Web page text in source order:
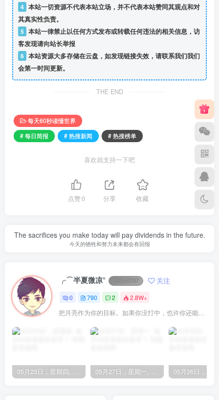
4 本站一切资源不代表本站立场，并不代表本站赞同其观点和对
其真实性负责。
5 本站一律禁止以任何方式发布或转载任何违法的相关信息，访
客发现请向站长举报
6 本站资源大多存储在云盘，如发现链接失效，请联系我们我们
会第一时间更新。
THE END
每天60秒读懂世界
# 每日简报
# 热搜新闻 # 热搜榜单
喜欢就支持一下吧
点赞0 分享 收藏
The sacrifices you make today will pay dividends in the future.
今天的牺牲和努力未来都会有回报
╭⌒半夏微凉° 65787 关注
0 790 2 2.8W+
把月亮作为你的目标。如果你没打中，也许你还能打中星星
05月23日，星期四, 每天60秒读懂全世界！ 05月27日，星期一, 每天60秒读懂全世界！